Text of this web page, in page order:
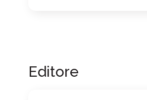
Editore